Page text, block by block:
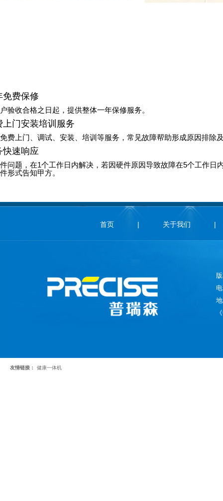
免费保修
验收合格之日起，提供整体一年保修服务。
上门安装培训服务
费上门、调试、安装、培训等服务，常见故障帮助形成原因排除
快速响应
问题，在1个工作日内解决，若因硬件原因导致故障在5个工作
形式告知甲方。
首页 | 关于我们 |
友情链接： 健康一体机